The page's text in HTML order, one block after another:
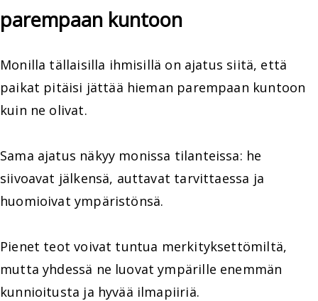
parempaan kuntoon
Monilla tällaisilla ihmisillä on ajatus siitä, että
paikat pitäisi jättää hieman parempaan kuntoon
kuin ne olivat.
Sama ajatus näkyy monissa tilanteissa: he
siivoavat jälkensä, auttavat tarvittaessa ja
huomioivat ympäristönsä.
Pienet teot voivat tuntua merkityksettömiltä,
mutta yhdessä ne luovat ympärille enemmän
kunnioitusta ja hyvää ilmapiiriä.